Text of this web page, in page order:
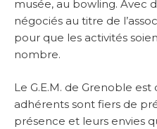
musée, au bowling. Avec
négociés au titre de
pour que les activités
nombre.
Le G.E.M. de Grenoble
adhérents sont fiers de
présence et leurs envies